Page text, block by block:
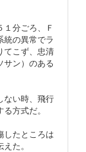
分ごろ、Ｆ
の異常でラ
てこず、忠清
サン）のある
ない時、飛行
方式だ。
したところは
た。